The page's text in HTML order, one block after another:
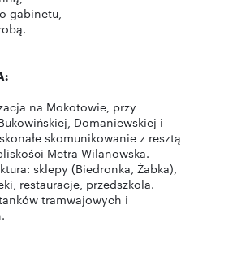
gabinetu,
na Mokotowie, przy
Domaniewskiej i
skomunikowanie z resztą
Metra Wilanowska.
sklepy (Biedronka, Żabka),
restauracje, przedszkola.
tramwajowych i